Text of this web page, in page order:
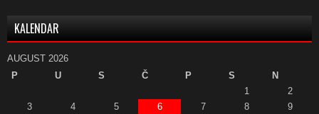
KALENDAR
AUGUST 2026
P
U S Č P S
N
1
2
3
4 5 6 7 8
9